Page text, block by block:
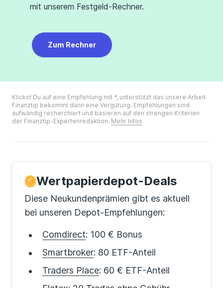
mit unserem Festgeld-Rechner.
Zum Rechner
Klickst Du auf eine Empfehlung mit *, unterstützt das unsere Arbeit.
Finanztip bekommt dann eine Vergütung. Empfehlungen sind
aufwändig recherchiert und basieren auf den strengen Kriterien
der Finanztip-Expertenredaktion. Mehr Infos
Wertpapierdepot-Deals
Diese Neukundenprämien gibt es aktuell
bei unseren Depot-Empfehlungen:
Comdirect: 100 € Bonus
Smartbroker: 80 ETF-Anteil
Traders Place: 60 € ETF-Anteil